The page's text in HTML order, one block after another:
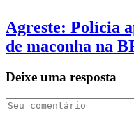
Agreste: Polícia
de maconha na
Deixe uma resposta